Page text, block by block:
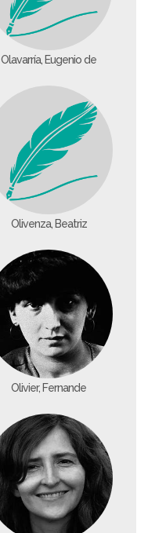
Olavarría, Eugenio de
Olivenza, Beatriz
Olivier, Fernande